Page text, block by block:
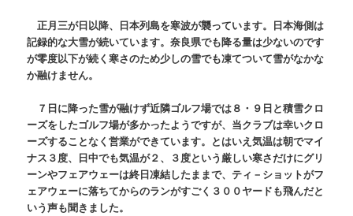
正月三が日以降、日本列島を寒波が襲っています。日本海側は
記録的な大雪が続いています。奈良県でも降る量は少ないのです
が零度以下が続く寒さのため少しの雪でも凍てついて雪がなかな
か融けません。
７日に降った雪が融けず近隣ゴルフ場では８・９日と積雪クロ
ーズをしたゴルフ場が多かったようですが、当クラブは幸いクロ
ーズすることなく営業ができています。とはいえ気温は朝でマイ
ナス３度、日中でも気温が２、３度という厳しい寒さだけにグリ
ーンやフェアウェーは終日凍結したままで、ティ－ショットがフ
ェアウェーに落ちてからのランがすごく３００ヤードも飛んだと
いう声も聞きました。